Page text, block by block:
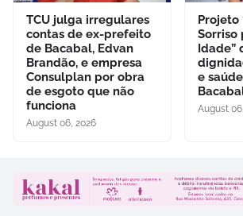
TCU julga irregulares
contas de ex-prefeito
de Bacabal, Edvan
Brandão, e empresa
Consulplan por obra
de esgoto que não
funciona
August 06, 2026
Projeto
Sorriso
Idade”
e
August